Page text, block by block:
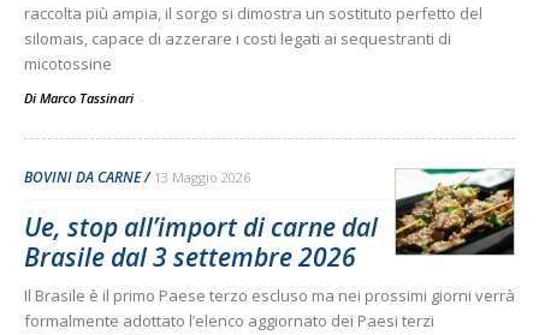
raccolta più ampia, il sorgo si dimostra un sostituto perfetto del
silomais, capace di azzerare i costi legati ai sequestranti di
micotossine
Di Marco Tassinari -
BOVINI DA CARNE 13 Maggio 2026
Ue, stop all’import di carne dal
Brasile dal 3 settembre 2026
Il Brasile è il primo Paese terzo escluso ma nei prossimi giorni verrà
formalmente adottato l’elenco aggiornato dei Paesi terzi